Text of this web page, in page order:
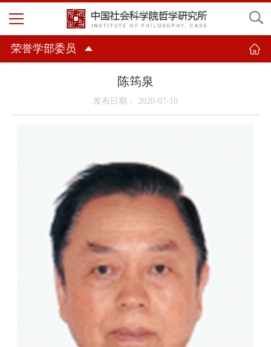
荣誉学部委员
陈筠泉
发布日期： 2020-07-10